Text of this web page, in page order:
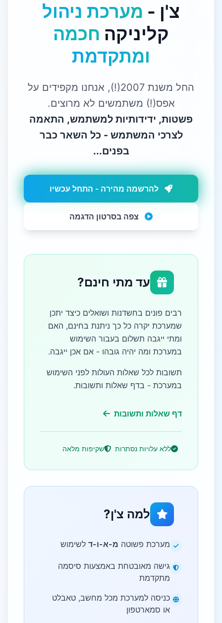
צ'ן - מערכת ניהול
קליניקה חכמה
ומתקדמת
החל משנת 2007(!), אנחנו מקפידים על
אפס(!) משתמשים לא מרוצים.
פשטות, ידידותיות למשתמש, התאמה
לצרכי המשתמש - כל השאר כבר
בפנים...
להרשמה מהירה - התחל עכשיו
צפה בסרטון הדגמה
עד מתי חינם?
רבים פונים בחשדנות ושואלים כיצד יתכן
שמערכת יקרה כל כך ניתנת בחינם, האם
ומתי ייגבה תשלום בעבור השימוש
במערכת ומה יהיה גובהו - אם אכן ייגבה.
תשובות לכל שאלות העולות לפני השימוש
במערכת - בדף שאלות ותשובות.
דף שאלות ותשובות
ללא עלויות נסתרות שקיפות מלאה
למה צ'ן?
מערכת פשוטה מ-א-ו-ד לשימוש
גישה מאובטחת באמצעות סיסמה
מתקדמת
כניסה למערכת מכל מחשב, טאבלט
או סמארטפון